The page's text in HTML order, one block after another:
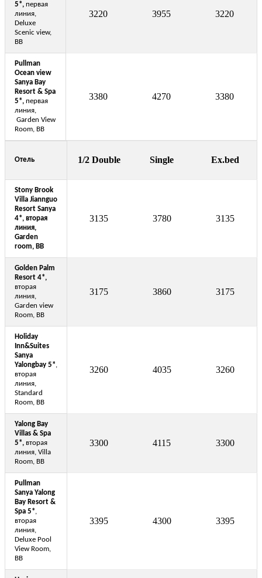
5*, первая
линия,
Deluxe
Scenic view,
BB
3220 3955 3220
Pullman
Ocean view
Sanya Bay
Resort & Spa
5*, первая
линия,
Garden View
Room, BB
3380 4270 3380
Отель 1/2 Double Single Ex.bed
Stony Brook
Villa Jiannguo
Resort Sanya
4*, вторая
линия,
Garden
room, BB
3135 3780 3135
Golden Palm
Resort 4*,
вторая
линия,
Garden view
Room, BB
3175 3860 3175
Holiday
Inn&Suites
Sanya
Yalongbay 5*,
вторая
линия,
Standard
Room, BB
3260 4035 3260
Yalong Bay
Villas & Spa
5*, вторая
линия, Villa
Room, BB
3300 4115 3300
Pullman
Sanya Yalong
Bay Resort &
Spa 5*,
вторая
линия,
Deluxe Pool
View Room,
BB
3395 4300 3395